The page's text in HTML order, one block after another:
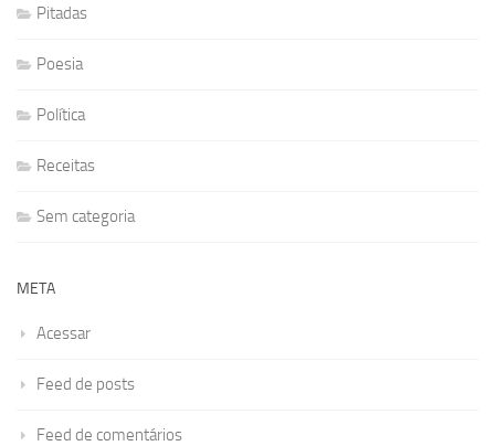
Pitadas
Poesia
Política
Receitas
Sem categoria
META
Acessar
Feed de posts
Feed de comentários